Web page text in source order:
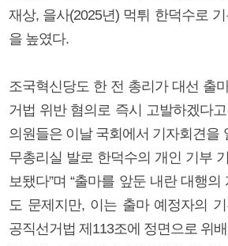
재상, 을사(2025년) 먹튀 한덕수로
을 높였다.
조국혁신당도 한 전 총리가 대선 출
거법 위반 혐의로 즉시 고발하겠다
의원들은 이날 국회에서 기자회견을
무총리실 발로 한덕수의 개인 기부
보됐다”며 “출마를 앞둔 내란 대행
도 문제지만, 이는 출마 예정자의
공직선거법 제113조에 정면으로 위